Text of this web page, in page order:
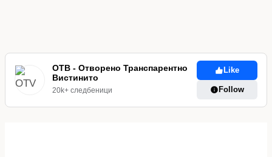
ОТВ - Отворено Транспарентно
Вистинито
20k+ следбеници
Like
Follow